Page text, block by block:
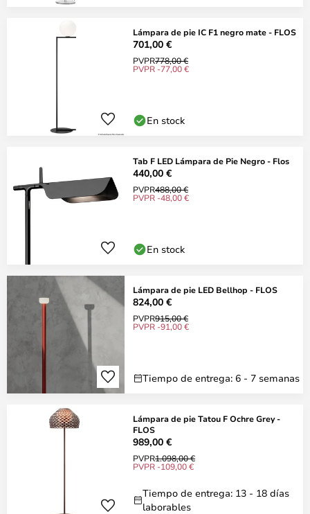
Lámpara de pie IC F1 negro mate - FLOS
701,00 €
PVPR778,00 €
PVPR -77,00 €
En stock
Tab F LED Lámpara de Pie Negro - Flos
440,00 €
PVPR488,00 €
PVPR -48,00 €
En stock
Lámpara de pie LED Bellhop - FLOS
824,00 €
PVPR915,00 €
PVPR -91,00 €
Tiempo de entrega: 6 - 7 semanas
Lámpara de pie Tatou F Ochre Grey -
FLOS
989,00 €
PVPR1.098,00 €
PVPR -109,00 €
Tiempo de entrega: 13 - 18 días
laborables